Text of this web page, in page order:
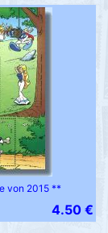
von 2015 **
4.50 €